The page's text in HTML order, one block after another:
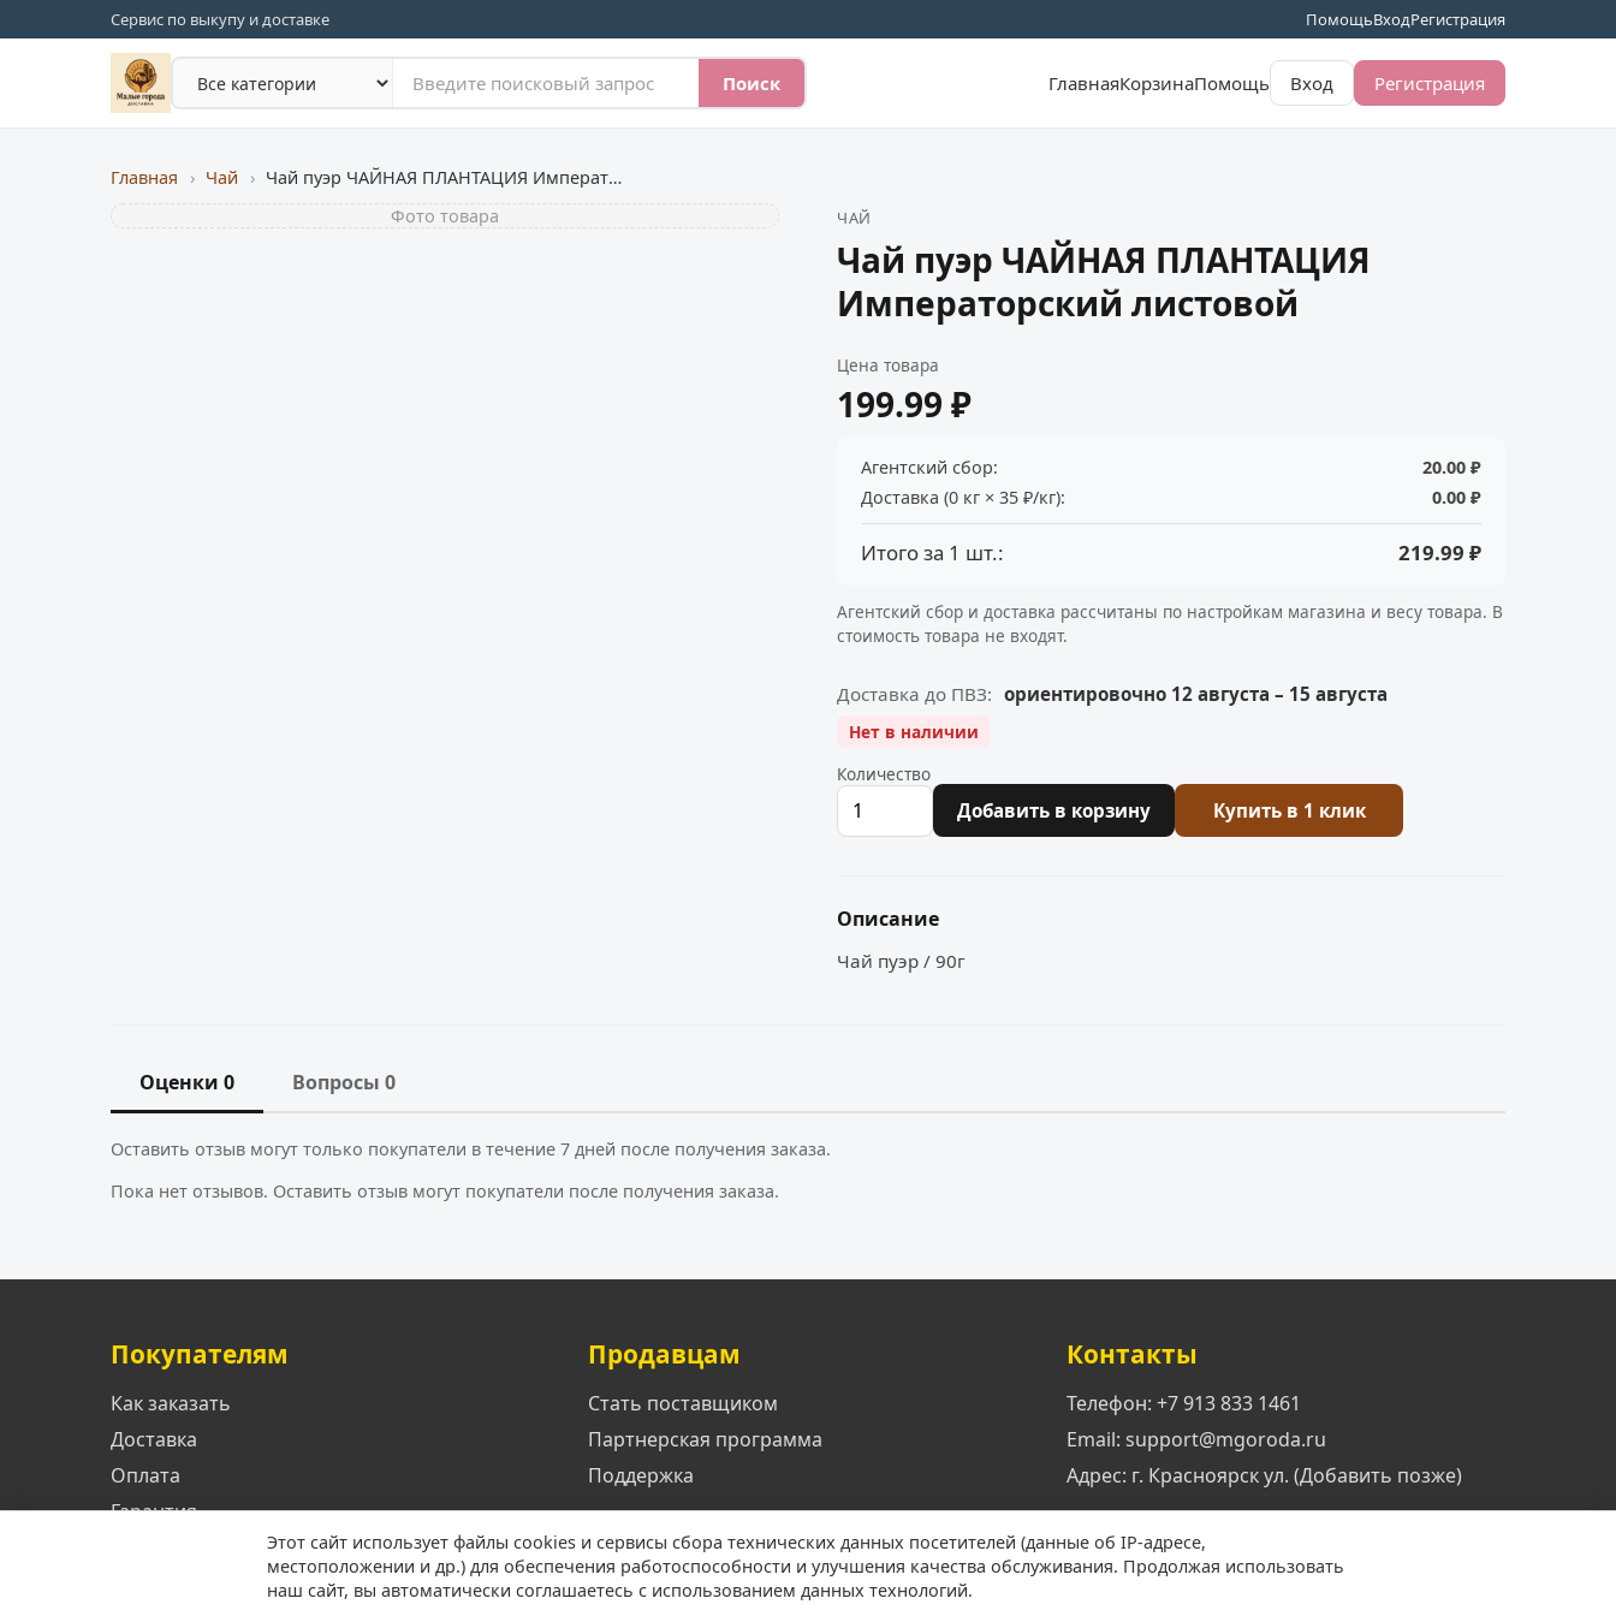
Сервис по выкупу и доставке ПомощьВходРегистрация
Поиск ГлавнаяКорзинаПомощь Вход Регистрация
Главная › Чай ›
Чай пуэр ЧАЙНАЯ ПЛАНТАЦИЯ Императорский листовой
Фото товара
ЧАЙ
Чай пуэр ЧАЙНАЯ ПЛАНТАЦИЯ
Императорский листовой
Цена товара
199.99 ₽
Агентский сбор:
20.00 ₽
Доставка (0 кг × 35 ₽/кг):
0.00 ₽
Итого за 1 шт.: 219.99 ₽
Агентский сбор и доставка рассчитаны по настройкам магазина и весу товара. В
стоимость товара не входят.
Доставка до ПВЗ: ориентировочно 12 августа – 15 августа
Нет в наличии
Количество
Добавить в корзину Купить в 1 клик
Описание
Чай пуэр / 90г
Оценки 0 Вопросы 0
Оставить отзыв могут только покупатели в течение 7 дней после получения заказа.
Пока нет отзывов. Оставить отзыв могут покупатели после получения заказа.
Покупателям
Как заказать
Доставка
Оплата
Гарантия
Продавцам
Стать поставщиком
Партнерская программа
Поддержка
Контакты
Телефон: +7 913 833 1461
Email: support@mgoroda.ru
Адрес: г. Красноярск ул. (Добавить позже)
Этот сайт использует файлы cookies и сервисы сбора технических данных посетителей (данные об IP-адресе,
местоположении и др.) для обеспечения работоспособности и улучшения качества обслуживания. Продолжая использовать
наш сайт, вы автоматически соглашаетесь с использованием данных технологий.